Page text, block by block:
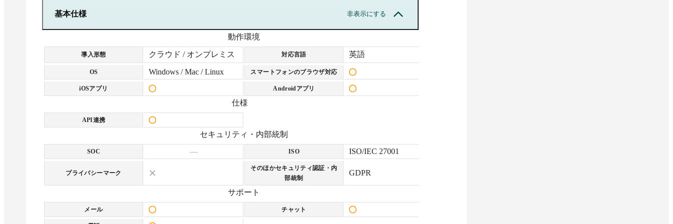
・出接続レポート
・モバイルデバイスサポート
（アドオン）
・一括導入
基本仕様 非表示にする
動作環境
導入形態 クラウド / オンプレミス 対応言語 英語
OS Windows / Mac / Linux スマートフォンのブラウザ対応
iOSアプリ Androidアプリ
仕様
API連携
セキュリティ・内部統制
SOC — ISO ISO/IEC 27001
プライバシーマーク
そのほかセキュリティ認証・内
部統制
GDPR
サポート
メール チャット